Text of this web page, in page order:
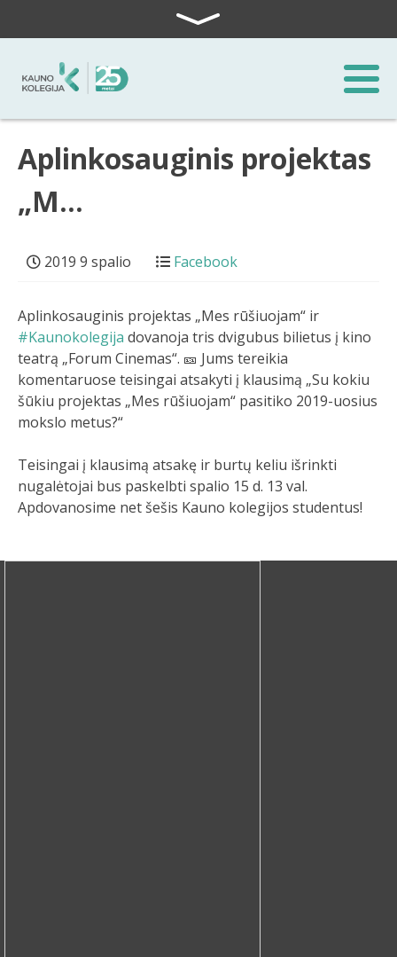
Aplinkosauginis projektas
„M…
2019 9 spalio Facebook
Aplinkosauginis projektas „Mes rūšiuojam“ ir
#Kaunokolegija dovanoja tris dvigubus bilietus į kino
teatrą „Forum Cinemas“. 🎫 Jums tereikia
komentaruose teisingai atsakyti į klausimą „Su kokiu
šūkiu projektas „Mes rūšiuojam“ pasitiko 2019-uosius
mokslo metus?“
Teisingai į klausimą atsakę ir burtų keliu išrinkti
nugalėtojai bus paskelbti spalio 15 d. 13 val.
Apdovanosime net šešis Kauno kolegijos studentus!